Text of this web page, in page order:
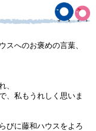
スへのお褒めの言葉、
、
、私もうれしく思いま
びに藤和ハウスをよろ